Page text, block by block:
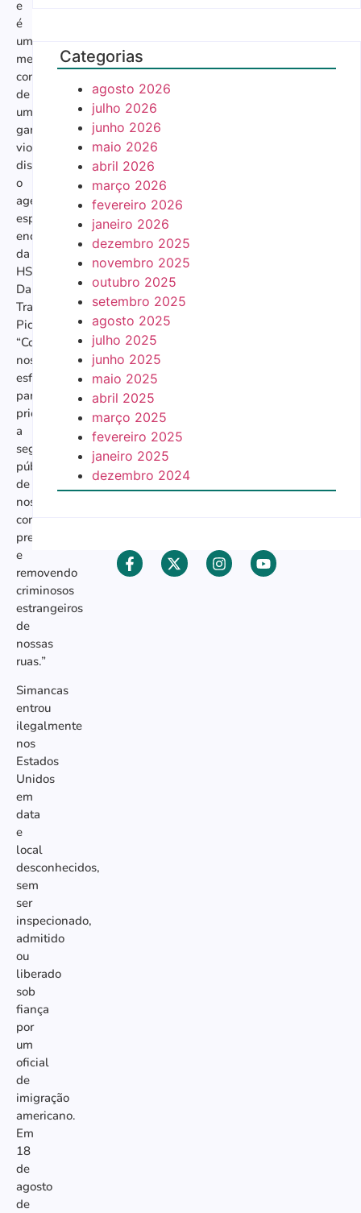
e
é
um
membro
conhecido
de
uma
gangue
violenta”,
disse
o
agente
especial
encarregado
da
HSI
Dallas,
Travis
Pickard.
“Continuaremos
nossos
esforços
para
priorizar
a
segurança
pública
de
nossas
comunidades,
prendendo
e
removendo
criminosos
estrangeiros
de
nossas
ruas.”
Simancas
entrou
ilegalmente
nos
Estados
Unidos
em
data
e
local
desconhecidos,
sem
ser
inspecionado,
admitido
ou
liberado
sob
fiança
por
um
oficial
de
imigração
americano.
Em
18
de
agosto
de
Categorias
agosto 2026
julho 2026
junho 2026
maio 2026
abril 2026
março 2026
fevereiro 2026
janeiro 2026
dezembro 2025
novembro 2025
outubro 2025
setembro 2025
agosto 2025
julho 2025
junho 2025
maio 2025
abril 2025
março 2025
fevereiro 2025
janeiro 2025
dezembro 2024